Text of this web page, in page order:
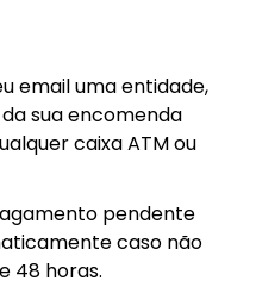
email uma entidade,
sua encomenda
caixa ATM ou
pendente
caso não
48 horas.